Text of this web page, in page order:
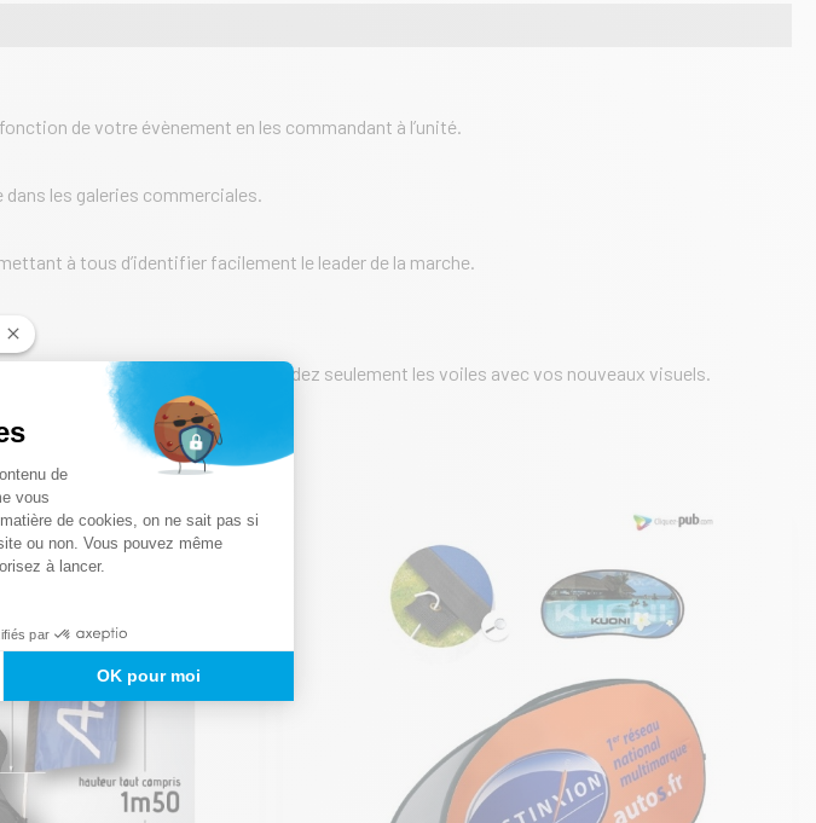
du Consentement : Personnalisez vos Options
de
vous
de cookies, on ne sait pas si
ou non. Vous pouvez même
à lancer.
par
OK pour moi
de votre évènement en les commandant à l’unité.
les galeries commerciales.
à tous d’identifier facilement le leader de la marche.
opération marketing, commandez seulement les voiles avec vos nouveaux visuels.